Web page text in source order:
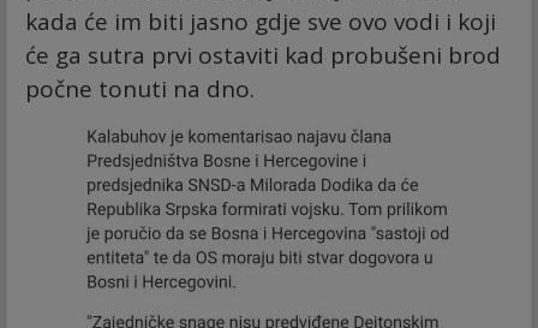
kada će im biti jasno gdje sve ovo vodi i koji
će ga sutra prvi ostaviti kad probušeni brod
počne tonuti na dno.